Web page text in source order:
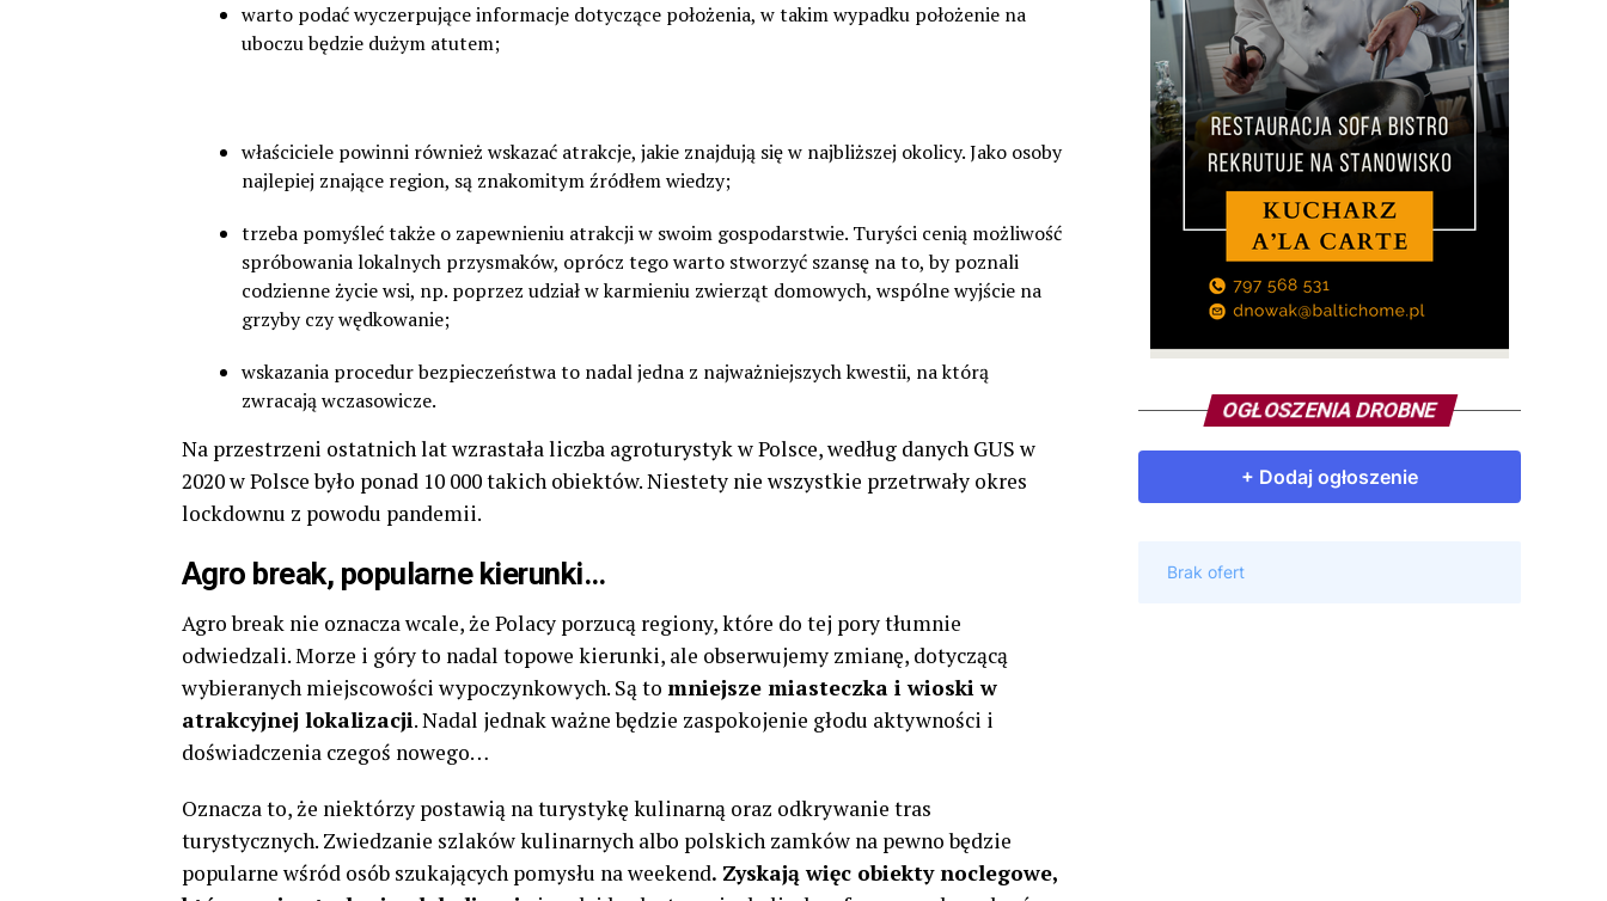
warto podać wyczerpujące informacje dotyczące położenia, w takim wypadku położenie na
uboczu będzie dużym atutem;
właściciele powinni również wskazać atrakcje, jakie znajdują się w najbliższej okolicy. Jako osoby
najlepiej znające region, są znakomitym źródłem wiedzy;
trzeba pomyśleć także o zapewnieniu atrakcji w swoim gospodarstwie. Turyści cenią możliwość
spróbowania lokalnych przysmaków, oprócz tego warto stworzyć szansę na to, by poznali
codzienne życie wsi, np. poprzez udział w karmieniu zwierząt domowych, wspólne wyjście na
grzyby czy wędkowanie;
wskazania procedur bezpieczeństwa to nadal jedna z najważniejszych kwestii, na którą
zwracają wczasowicze.
Na przestrzeni ostatnich lat wzrastała liczba agroturystyk w Polsce, według danych GUS w
2020 w Polsce było ponad 10 000 takich obiektów. Niestety nie wszystkie przetrwały okres
lockdownu z powodu pandemii.
Agro break, popularne kierunki…
Agro break nie oznacza wcale, że Polacy porzucą regiony, które do tej pory tłumnie
odwiedzali. Morze i góry to nadal topowe kierunki, ale obserwujemy zmianę, dotyczącą
wybieranych miejscowości wypoczynkowych. Są to mniejsze miasteczka i wioski w
atrakcyjnej lokalizacji. Nadal jednak ważne będzie zaspokojenie głodu aktywności i
doświadczenia czegoś nowego…
Oznacza to, że niektórzy postawią na turystykę kulinarną oraz odkrywanie tras
turystycznych. Zwiedzanie szlaków kulinarnych albo polskich zamków na pewno będzie
popularne wśród osób szukających pomysłu na weekend. Zyskają więc obiekty noclegowe,
OGŁOSZENIA DROBNE